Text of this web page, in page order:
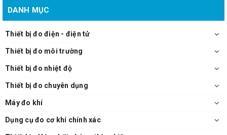
DANH MỤC
Thiết bị đo điện - điện tử
Thiết bị đo môi trường
Thiết bị đo nhiệt độ
Thiết bị đo chuyên dụng
Máy đo khí
Dụng cụ đo cơ khí chính xác